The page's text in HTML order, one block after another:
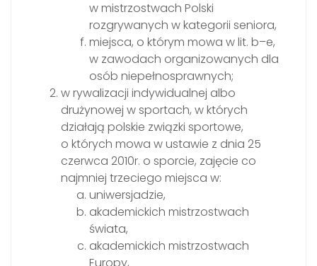
w mistrzostwach Polski
rozgrywanych w kategorii seniora,
miejsca, o którym mowa w lit. b–e,
w zawodach organizowanych dla
osób niepełnosprawnych;
w rywalizacji indywidualnej albo
drużynowej w sportach, w których
działają polskie związki sportowe,
o których mowa w ustawie z dnia 25
czerwca 2010r. o sporcie, zajęcie co
najmniej trzeciego miejsca w:
uniwersjadzie,
akademickich mistrzostwach
świata,
akademickich mistrzostwach